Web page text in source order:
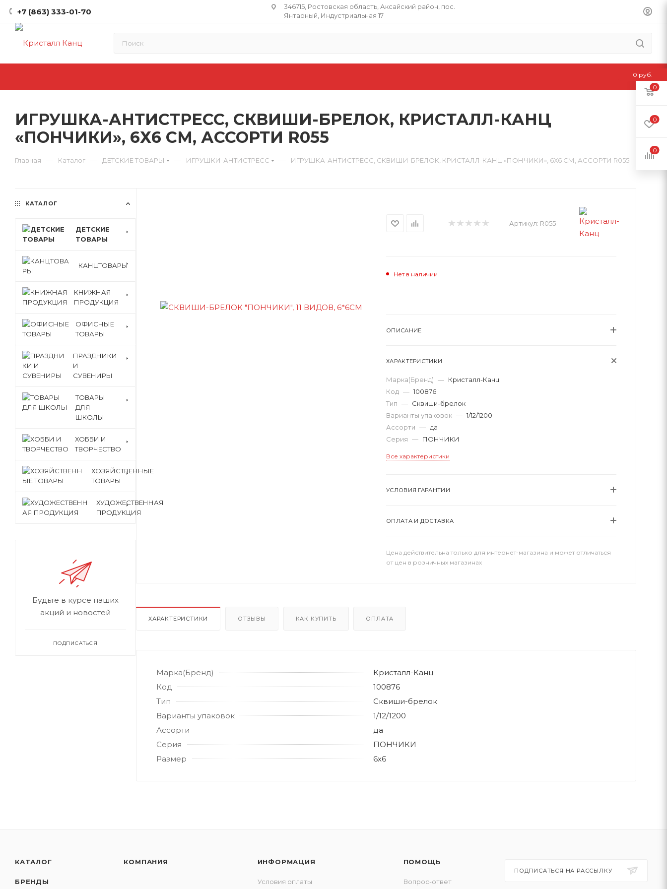
+7 (863) 333-01-70
346715, Ростовская область​, Аксайский район, пос.
Янтарный, Индустриальная 17
ИГРУШКА-АНТИСТРЕСС, СКВИШИ-БРЕЛОК, КРИСТАЛЛ-КАНЦ
«ПОНЧИКИ», 6Х6 СМ, АССОРТИ R055
Главная — Каталог — ДЕТСКИЕ ТОВАРЫ — ИГРУШКИ-АНТИСТРЕСС — ИГРУШКА-АНТИСТРЕСС, СКВИШИ-БРЕЛОК, КРИСТАЛЛ-КАНЦ «ПОНЧИКИ», 6Х6 СМ, АССОРТИ R055
Артикул: R055
Нет в наличии
ОПИСАНИЕ
ХАРАКТЕРИСТИКИ
Марка(Бренд) — Кристалл-Канц
Код — 100876
Тип — Сквиши-брелок
Варианты упаковок — 1/12/1200
Ассорти — да
Серия — ПОНЧИКИ
Все характеристики
УСЛОВИЯ ГАРАНТИИ
ОПЛАТА И ДОСТАВКА
Цена действительна только для интернет-магазина и может отличаться
от цен в розничных магазинах
ХАРАКТЕРИСТИКИ ОТЗЫВЫ КАК КУПИТЬ ОПЛАТА
Марка(Бренд)
Кристалл-Канц
Код
100876
Тип
Сквиши-брелок
Варианты упаковок
1/12/1200
Ассорти
да
Серия
ПОНЧИКИ
Размер
6х6
КАТАЛОГ
ДЕТСКИЕ
ТОВАРЫ
КАНЦТОВАРЫ
КНИЖНАЯ
ПРОДУКЦИЯ
ОФИСНЫЕ
ТОВАРЫ
ПРАЗДНИКИ
И
СУВЕНИРЫ
ТОВАРЫ
ДЛЯ
ШКОЛЫ
ХОББИ И
ТВОРЧЕСТВО
ХОЗЯЙСТВЕННЫЕ
ТОВАРЫ
ХУДОЖЕСТВЕННАЯ
ПРОДУКЦИЯ
Будьте в курсе наших
акций и новостей
ПОДПИСАТЬСЯ
КАТАЛОГ
БРЕНДЫ
КОМПАНИЯ ИНФОРМАЦИЯ
Условия оплаты
ПОМОЩЬ
Вопрос-ответ
ПОДПИСАТЬСЯ НА РАССЫЛКУ
0
0
0
0 руб.